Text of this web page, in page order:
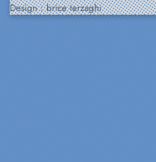
Design :brice terzaghi